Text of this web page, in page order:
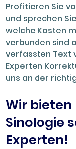
Profitieren Sie
und sprechen
welche Kosten
verbunden sind
verfassten Text
Experten
uns an der
Wir bieten
Sinologie
Experten!